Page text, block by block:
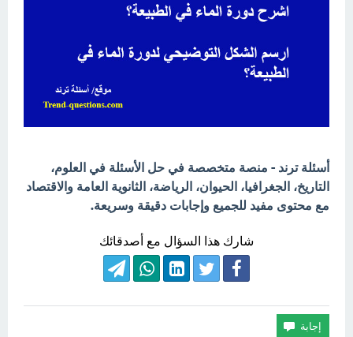
أسئلة ترند - منصة متخصصة في حل الأسئلة في العلوم،
التاريخ، الجغرافيا، الحيوان، الرياضة، الثانوية العامة والاقتصاد
مع محتوى مفيد للجميع وإجابات دقيقة وسريعة.
شارك هذا السؤال مع أصدقائك